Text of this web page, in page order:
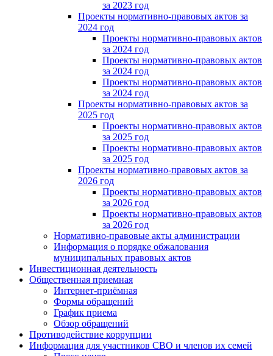
за 2023 год
Проекты нормативно-правовых актов за
2024 год
Проекты нормативно-правовых актов
за 2024 год
Проекты нормативно-правовых актов
за 2024 год
Проекты нормативно-правовых актов
за 2024 год
Проекты нормативно-правовых актов за
2025 год
Проекты нормативно-правовых актов
за 2025 год
Проекты нормативно-правовых актов
за 2025 год
Проекты нормативно-правовых актов за
2026 год
Проекты нормативно-правовых актов
за 2026 год
Проекты нормативно-правовых актов
за 2026 год
Нормативно-правовые акты администрации
Информация о порядке обжалования
муниципальных правовых актов
Инвестиционная деятельность
Общественная приемная
Интернет-приёмная
Формы обращений
График приема
Обзор обращений
Противодействие коррупции
Информация для участников СВО и членов их семей